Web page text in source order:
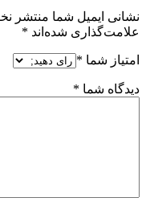
نشانی ایمیل شما منتشر
علامت‌گذاری شده‌اند *
امتیاز شما *
دیدگاه شما *